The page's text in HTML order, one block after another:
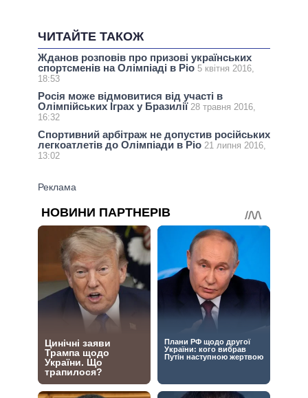
ЧИТАЙТЕ ТАКОЖ
Жданов розповів про призові українських
спортсменів на Олімпіаді в Ріо 5 квітня 2016,
18:53
Росія може відмовитися від участі в
Олімпійських Іграх у Бразилії 28 травня 2016,
16:32
Спортивний арбітраж не допустив російських
легкоатлетів до Олімпіади в Ріо 21 липня 2016,
13:02